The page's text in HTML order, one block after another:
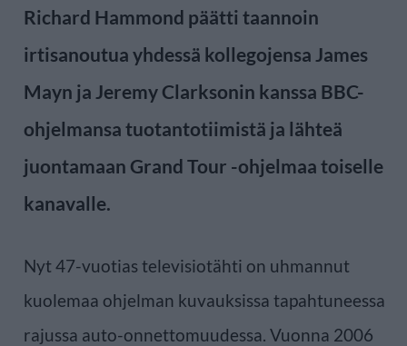
Richard Hammond päätti taannoin
irtisanoutua yhdessä kollegojensa James
Mayn ja Jeremy Clarksonin kanssa BBC-
ohjelmansa tuotantotiimistä ja lähteä
juontamaan Grand Tour -ohjelmaa toiselle
kanavalle.
Nyt 47-vuotias televisiotähti on uhmannut
kuolemaa ohjelman kuvauksissa tapahtuneessa
rajussa auto-onnettomuudessa. Vuonna 2006